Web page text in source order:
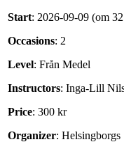
Start: 2026-09-09 (om
Occasions: 2
Level: Från Medel
Instructors: Inga-Lill
Price: 300 kr
Organizer: